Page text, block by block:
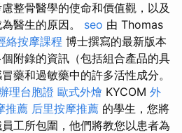
整骨醫學的使命和價值觀，以及
醫生的原因。 seo 由 Thomas
絡按摩課程 博士撰寫的最新版本
附錄的資訊（包括組合產品的具
藥和過敏藥中的許多活性成分。
理台胞證 歐式外燴 KYCOM 外
推薦 后里按摩推薦 的學生，您將
工所包圍，他們將教您以患者為